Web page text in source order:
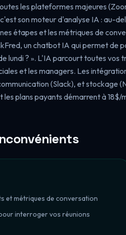
les plateformes majeures
son moteur d'analyse IA : au-
étapes et les métriques de
un chatbot IA qui permet de
lundi ? ». L'IA parcourt toutes
et les managers. Les
(Slack), et stockage
plans payants démarrent à
et métriques de conversation
interroger vos réunions